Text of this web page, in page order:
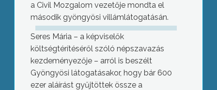
a Civil Mozgalom vezetője mondta el
második gyöngyösi villámlátogatásán.
Seres Mária – a képviselők
költségtérítéséről szóló népszavazás
kezdeményezője – arról is beszélt
Gyöngyösi látogatásakor, hogy bár 600
ezer aláírást gyűjtöttek össze a